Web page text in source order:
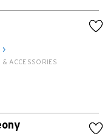
& ACCESSORIES